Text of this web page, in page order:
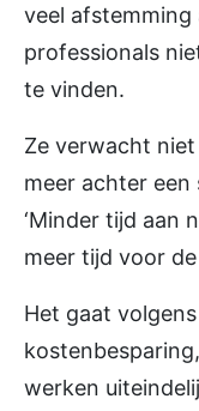
veel afstemming
professionals
te vinden.
Ze verwacht
meer achter een
‘Minder tijd aan
meer tijd voor de
Het gaat
werken